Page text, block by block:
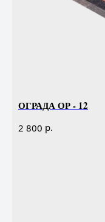
ОГРАДА ОР - 12
2 800 р.